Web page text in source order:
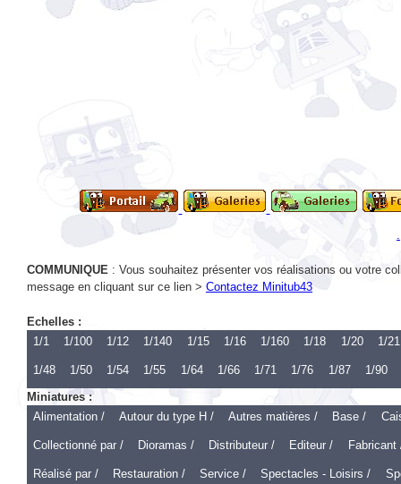
COMMUNIQUE
: Vous souhaitez présenter vos réalisations ou votre
Contactez Minitub43
Echelles :
1/1
1/48 1/50 1/54 1/55 1/64 1/66 1/71 1/76 1/87
1/90
Miniatures :
Alimentation /
Autour du type H / Autres matières / Base /
Collectionné par / Dioramas / Distributeur / Editeur / Fabricant
Réalisé par / Restauration / Service / Spectacles - Loisirs /
Type H papier dessiné par /